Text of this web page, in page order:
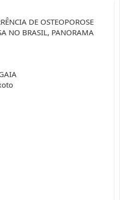
DE OSTEOPOROSE
NO BRASIL, PANORAMA